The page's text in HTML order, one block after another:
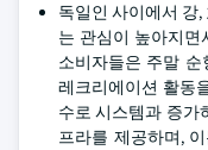
독일인 사이에서 강
는 관심이 높아지면
소비자들은 주말
레크리에이션 활동
수로 시스템과 증가
프라를 제공하며,